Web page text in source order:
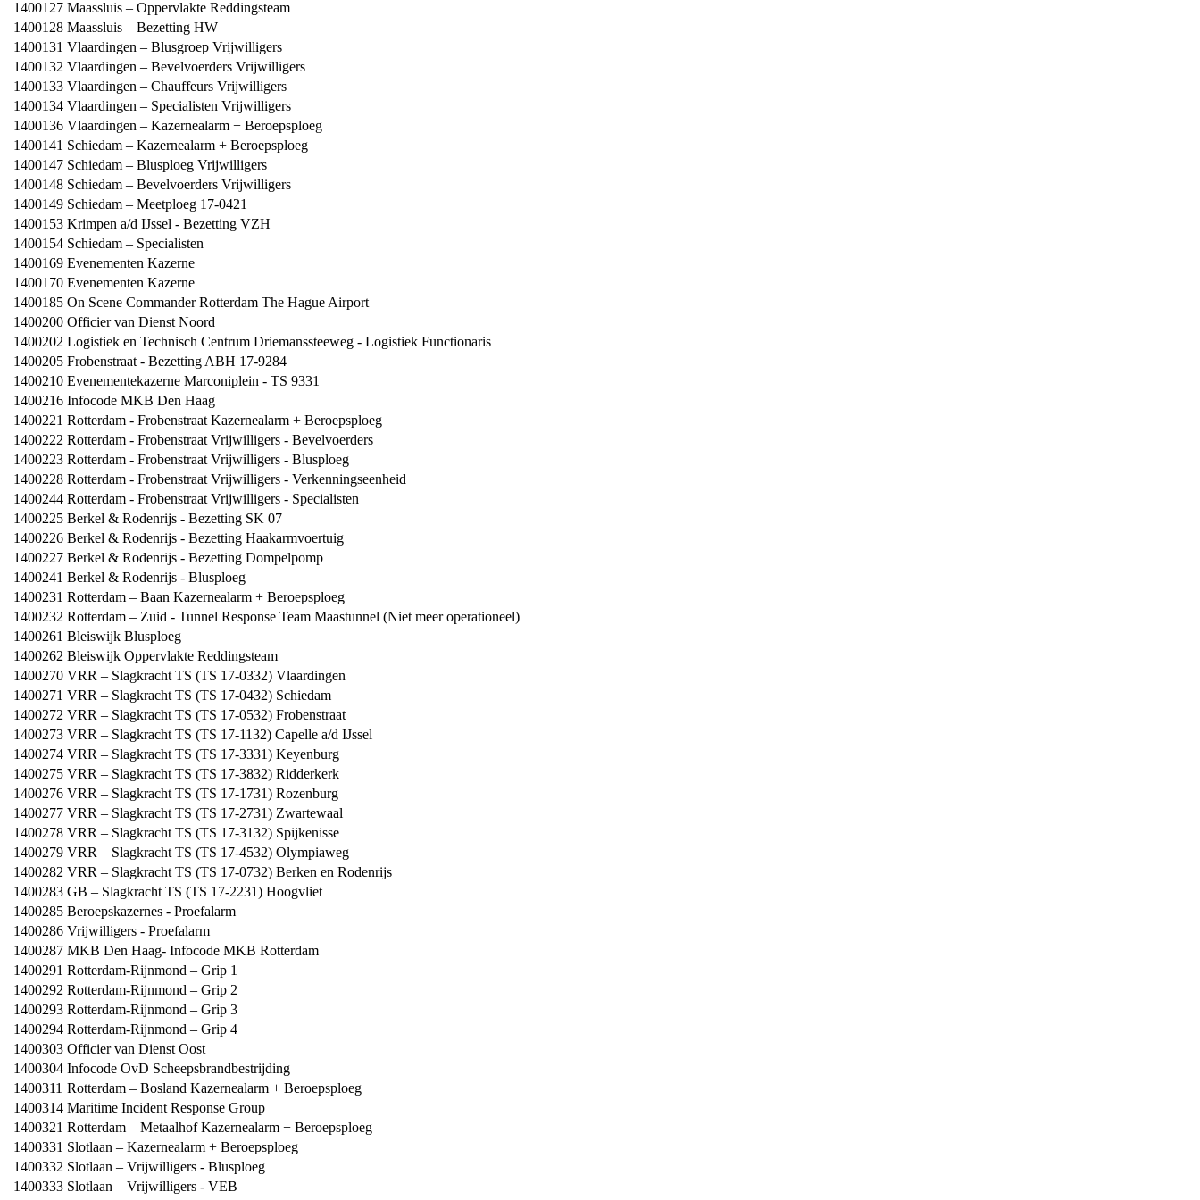
1400127 Maassluis – Oppervlakte Reddingsteam
1400128 Maassluis – Bezetting HW
1400131 Vlaardingen – Blusgroep Vrijwilligers
1400132 Vlaardingen – Bevelvoerders Vrijwilligers
1400133 Vlaardingen – Chauffeurs Vrijwilligers
1400134 Vlaardingen – Specialisten Vrijwilligers
1400136 Vlaardingen – Kazernealarm + Beroepsploeg
1400141 Schiedam – Kazernealarm + Beroepsploeg
1400147 Schiedam – Blusploeg Vrijwilligers
1400148 Schiedam – Bevelvoerders Vrijwilligers
1400149 Schiedam – Meetploeg 17-0421
1400153 Krimpen a/d IJssel - Bezetting VZH
1400154 Schiedam – Specialisten
1400169 Evenementen Kazerne
1400170 Evenementen Kazerne
1400185 On Scene Commander Rotterdam The Hague Airport
1400200 Officier van Dienst Noord
1400202 Logistiek en Technisch Centrum Driemanssteeweg - Logistiek Functionaris
1400205 Frobenstraat - Bezetting ABH 17-9284
1400210 Evenementekazerne Marconiplein - TS 9331
1400216 Infocode MKB Den Haag
1400221 Rotterdam - Frobenstraat Kazernealarm + Beroepsploeg
1400222 Rotterdam - Frobenstraat Vrijwilligers - Bevelvoerders
1400223 Rotterdam - Frobenstraat Vrijwilligers - Blusploeg
1400228 Rotterdam - Frobenstraat Vrijwilligers - Verkenningseenheid
1400244 Rotterdam - Frobenstraat Vrijwilligers - Specialisten
1400225 Berkel & Rodenrijs - Bezetting SK 07
1400226 Berkel & Rodenrijs - Bezetting Haakarmvoertuig
1400227 Berkel & Rodenrijs - Bezetting Dompelpomp
1400241 Berkel & Rodenrijs - Blusploeg
1400231 Rotterdam – Baan Kazernealarm + Beroepsploeg
1400232 Rotterdam – Zuid - Tunnel Response Team Maastunnel (Niet meer operationeel)
1400261 Bleiswijk Blusploeg
1400262 Bleiswijk Oppervlakte Reddingsteam
1400270 VRR – Slagkracht TS (TS 17-0332) Vlaardingen
1400271 VRR – Slagkracht TS (TS 17-0432) Schiedam
1400272 VRR – Slagkracht TS (TS 17-0532) Frobenstraat
1400273 VRR – Slagkracht TS (TS 17-1132) Capelle a/d IJssel
1400274 VRR – Slagkracht TS (TS 17-3331) Keyenburg
1400275 VRR – Slagkracht TS (TS 17-3832) Ridderkerk
1400276 VRR – Slagkracht TS (TS 17-1731) Rozenburg
1400277 VRR – Slagkracht TS (TS 17-2731) Zwartewaal
1400278 VRR – Slagkracht TS (TS 17-3132) Spijkenisse
1400279 VRR – Slagkracht TS (TS 17-4532) Olympiaweg
1400282 VRR – Slagkracht TS (TS 17-0732) Berken en Rodenrijs
1400283 GB – Slagkracht TS (TS 17-2231) Hoogvliet
1400285 Beroepskazernes - Proefalarm
1400286 Vrijwilligers - Proefalarm
1400287 MKB Den Haag- Infocode MKB Rotterdam
1400291 Rotterdam-Rijnmond – Grip 1
1400292 Rotterdam-Rijnmond – Grip 2
1400293 Rotterdam-Rijnmond – Grip 3
1400294 Rotterdam-Rijnmond – Grip 4
1400303 Officier van Dienst Oost
1400304 Infocode OvD Scheepsbrandbestrijding
1400311 Rotterdam – Bosland Kazernealarm + Beroepsploeg
1400314 Maritime Incident Response Group
1400321 Rotterdam – Metaalhof Kazernealarm + Beroepsploeg
1400331 Slotlaan – Kazernealarm + Beroepsploeg
1400332 Slotlaan – Vrijwilligers - Blusploeg
1400333 Slotlaan – Vrijwilligers - VEB